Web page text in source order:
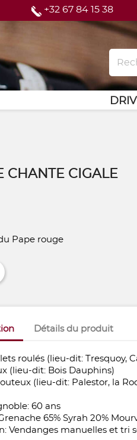
+32 67 84 15 38
CHANTE CIGALE
Pape rouge
Détails du produit
roulés (lieu-dit: Tresquoy,
(lieu-dit: Bois Dauphins)
(lieu-dit: Palestor, la
60 ans
65% Syrah 20%
Vendanges manuelles et tri